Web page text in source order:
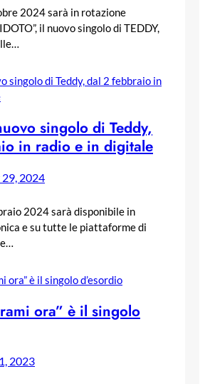
2024 sarà in rotazione
il nuovo singolo di TEDDY,
singolo di Teddy,
in radio e in digitale
29, 2024
2024 sarà disponibile in
e su tutte le piattaforme di
ora” è il singolo
2023